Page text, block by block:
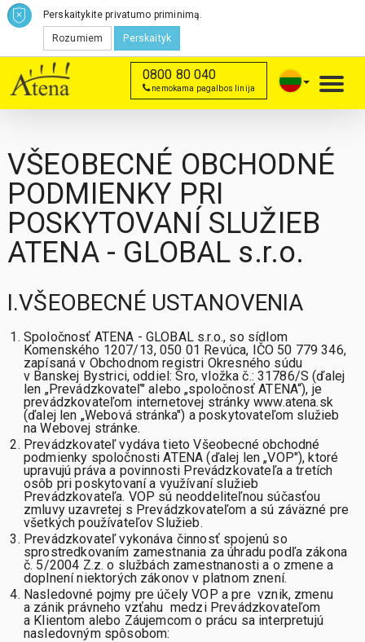
Perskaitykite privatumo priminimą.
Rozumiem Perskaityk
0800 80 040
nemokama pagalbos linija
VŠEOBECNÉ OBCHODNÉ
PODMIENKY PRI
POSKYTOVANÍ SLUŽIEB
ATENA - GLOBAL s.r.o.
I.VŠEOBECNÉ USTANOVENIA
Spoločnosť ATENA - GLOBAL s.r.o., so sídlom
Komenského 1207/13, 050 01 Revúca, IČO 50 779 346,
zapísaná v Obchodnom registri Okresného súdu
v Banskej Bystrici, oddiel: Sro, vložka č.: 31786/S (ďalej
len „Prevádzkovateľ" alebo „spoločnosť ATENA“), je
prevádzkovateľom internetovej stránky www.atena.sk
(ďalej len „Webová stránka") a poskytovateľom služieb
na Webovej stránke.
Prevádzkovateľ vydáva tieto Všeobecné obchodné
podmienky spoločnosti ATENA (ďalej len „VOP"), ktoré
upravujú práva a povinnosti Prevádzkovateľa a tretích
osôb pri poskytovaní a využívaní služieb
Prevádzkovateľa. VOP sú neoddeliteľnou súčasťou
zmluvy uzavretej s Prevádzkovateľom a sú záväzné pre
všetkých používateľov Služieb.
Prevádzkovateľ vykonáva činnosť spojenú so
sprostredkovaním zamestnania za úhradu podľa zákona
č. 5/2004 Z.z. o službách zamestnanosti a o zmene a
doplnení niektorých zákonov v platnom znení.
Nasledovné pojmy pre účely VOP a pre vznik, zmenu
a zánik právneho vzťahu medzi Prevádzkovateľom
a Klientom alebo Záujemcom o prácu sa interpretujú
nasledovným spôsobom: